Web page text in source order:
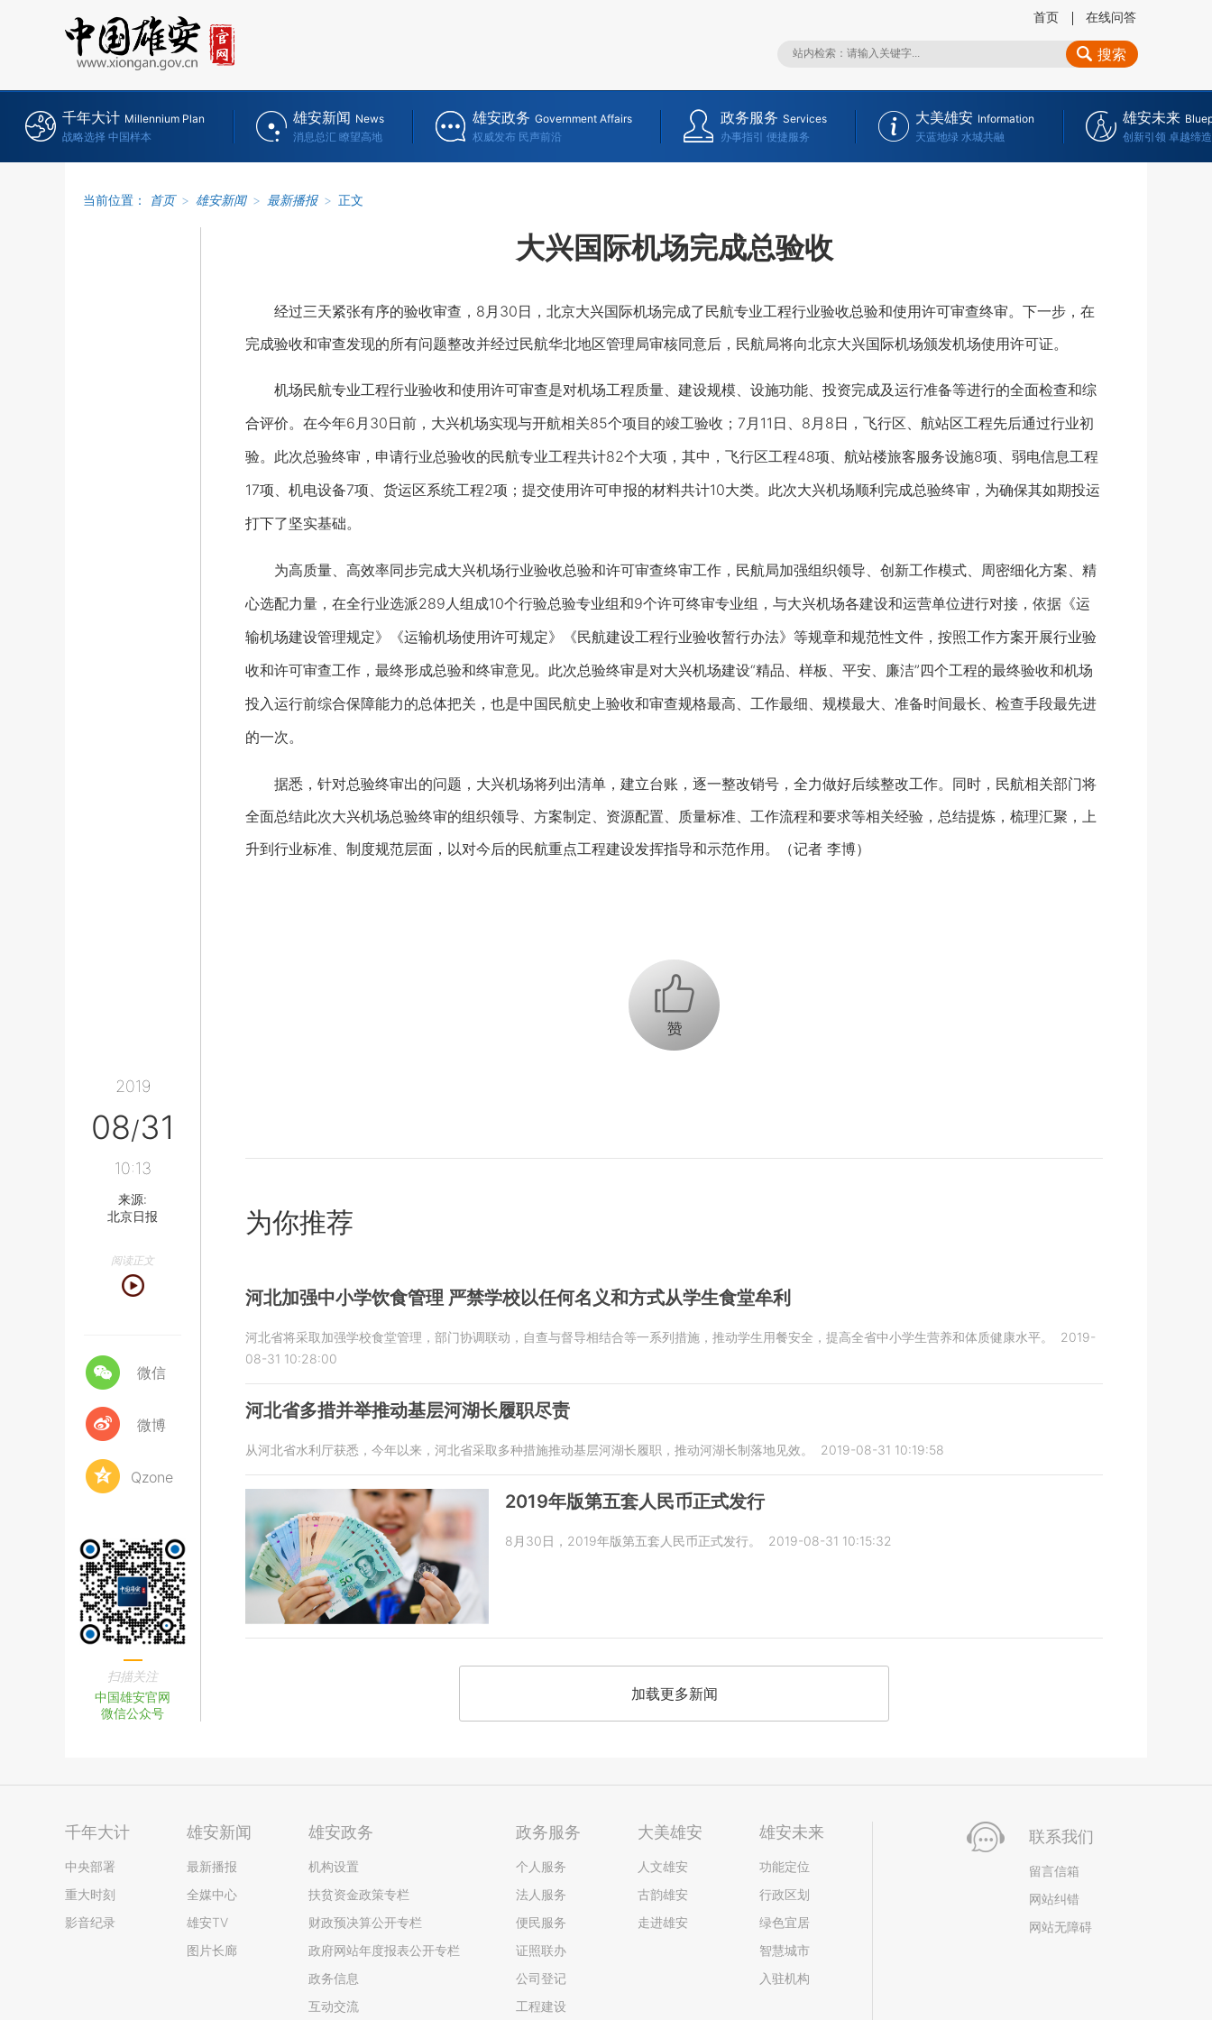
首页 在线问答
搜索
千年大计 Millennium Plan
战略选择 中国样本
雄安新闻 News
消息总汇 瞭望高地
雄安政务 Government Affairs
权威发布 民声前沿
政务服务 Services
办事指引 便捷服务
大美雄安 Information
天蓝地绿 水城共融
雄安未来
创新引领 卓越缔造
当前位置： 首页 > 雄安新闻 > 最新播报 > 正文
2019
08/31
10:13
来源:
北京日报
阅读正文
微信
微博
Qzone
扫描关注
中国雄安官网
微信公众号
大兴国际机场完成总验收
经过三天紧张有序的验收审查，8月30日，北京大兴国际机场完成了民航专业工程行业验收总验和使用许可审查终审。下一步，在
完成验收和审查发现的所有问题整改并经过民航华北地区管理局审核同意后，民航局将向北京大兴国际机场颁发机场使用许可证。
机场民航专业工程行业验收和使用许可审查是对机场工程质量、建设规模、设施功能、投资完成及运行准备等进行的全面检查和综
合评价。在今年6月30日前，大兴机场实现与开航相关85个项目的竣工验收；7月11日、8月8日，飞行区、航站区工程先后通过行业初
验。此次总验终审，申请行业总验收的民航专业工程共计82个大项，其中，飞行区工程48项、航站楼旅客服务设施8项、弱电信息工程
17项、机电设备7项、货运区系统工程2项；提交使用许可申报的材料共计10大类。此次大兴机场顺利完成总验终审，为确保其如期投运
打下了坚实基础。
为高质量、高效率同步完成大兴机场行业验收总验和许可审查终审工作，民航局加强组织领导、创新工作模式、周密细化方案、精
心选配力量，在全行业选派289人组成10个行验总验专业组和9个许可终审专业组，与大兴机场各建设和运营单位进行对接，依据《运
输机场建设管理规定》《运输机场使用许可规定》《民航建设工程行业验收暂行办法》等规章和规范性文件，按照工作方案开展行业验
收和许可审查工作，最终形成总验和终审意见。此次总验终审是对大兴机场建设“精品、样板、平安、廉洁”四个工程的最终验收和机场
投入运行前综合保障能力的总体把关，也是中国民航史上验收和审查规格最高、工作最细、规模最大、准备时间最长、检查手段最先进
的一次。
据悉，针对总验终审出的问题，大兴机场将列出清单，建立台账，逐一整改销号，全力做好后续整改工作。同时，民航相关部门将
全面总结此次大兴机场总验终审的组织领导、方案制定、资源配置、质量标准、工作流程和要求等相关经验，总结提炼，梳理汇聚，上
升到行业标准、制度规范层面，以对今后的民航重点工程建设发挥指导和示范作用。（记者 李博）
+1
为你推荐
河北加强中小学饮食管理 严禁学校以任何名义和方式从学生食堂牟利
河北省将采取加强学校食堂管理，部门协调联动，自查与督导相结合等一系列措施，推动学生用餐安全，提高全省中小学生营养和体质健康水平。
2019-
08-31 10:28:00
河北省多措并举推动基层河湖长履职尽责
从河北省水利厅获悉，今年以来，河北省采取多种措施推动基层河湖长履职，推动河湖长制落地见效。 2019-08-31 10:19:58
2019年版第五套人民币正式发行
8月30日，2019年版第五套人民币正式发行。 2019-08-31 10:15:32
加载更多新闻
千年大计
中央部署
重大时刻
影音纪录
雄安新闻
最新播报
全媒中心
雄安TV
图片长廊
雄安政务
机构设置
扶贫资金政策专栏
财政预决算公开专栏
政府网站年度报表公开专栏
政务信息
互动交流
政务服务
个人服务
法人服务
便民服务
证照联办
公司登记
工程建设
大美雄安
人文雄安
古韵雄安
走进雄安
雄安未来
功能定位
行政区划
绿色宜居
智慧城市
入驻机构
联系我们
留言信箱
网站纠错
网站无障碍